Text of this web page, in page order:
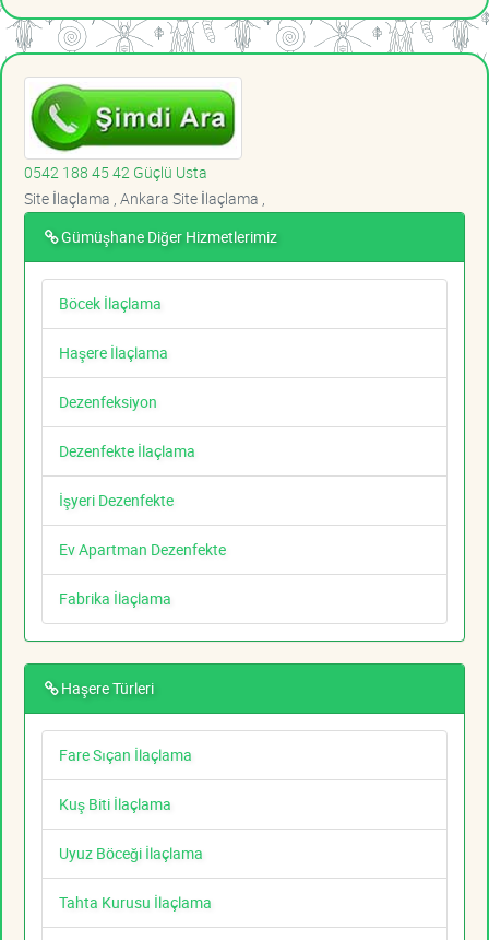
0542 188 45 42 Güçlü Usta
Site İlaçlama , Ankara Site İlaçlama ,
Gümüşhane Diğer Hizmetlerimiz
Böcek İlaçlama
Haşere İlaçlama
Dezenfeksiyon
Dezenfekte İlaçlama
İşyeri Dezenfekte
Ev Apartman Dezenfekte
Fabrika İlaçlama
Haşere Türleri
Fare Sıçan İlaçlama
Kuş Biti İlaçlama
Uyuz Böceği İlaçlama
Tahta Kurusu İlaçlama